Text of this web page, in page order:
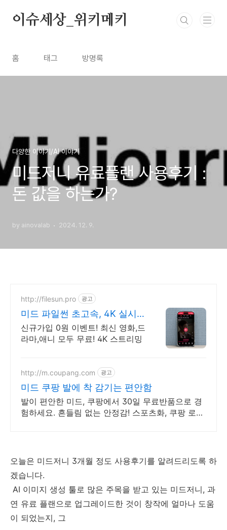
이슈세상_위키메키
홈 태그 방명록
다양한 이야기/AI 이야기
미드저니 유료플랜 사용후기 :
돈 값을 하는가?
by ainovalab 2024. 12. 9.
http://filesun.pro 광고
미드 파일썬 초고속, 4K 실시
간 보기!
신규가입 0원 이벤트! 최신 영화,드
라마,애니 모두 무료! 4K 스트리밍
http://m.coupang.com 광고
미드 쿠팡 발에 착 감기는 편안함
발이 편안한 미드, 쿠팡에서 30일 무료반품으로 경
험하세요. 흔들림 없는 안정감! 스포츠화, 쿠팡 로켓
오늘은 미드저니 3개월 정도 사용후기를 알려드리도록 하
겠습니다.
AI 이미지 생성 툴로 많은 주목을 받고 있는 미드저니, 과
연 유료 플랜으로 업그레이드한 것이 창작에 얼마나 도움
이 되었는지, 그